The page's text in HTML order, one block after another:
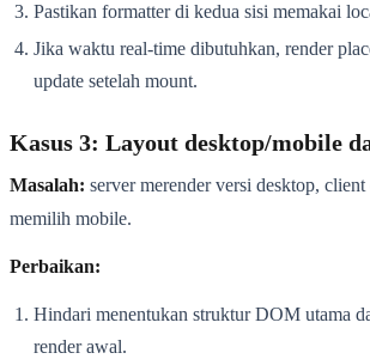
Pastikan formatter di kedua sisi memakai
Jika waktu real-time dibutuhkan, render
update setelah mount.
Kasus 3: Layout desktop/mobile
Masalah: server merender versi desktop,
memilih mobile.
Perbaikan:
Hindari menentukan struktur DOM utama
render awal.